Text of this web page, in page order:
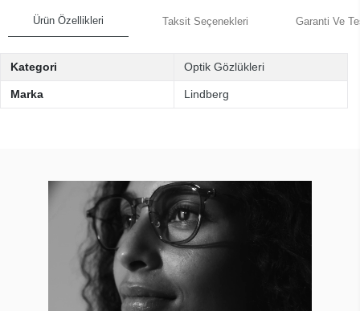
Ürün Özellikleri Taksit Seçenekleri Garanti Ve
Kategori Optik Gözlükleri
Marka Lindberg